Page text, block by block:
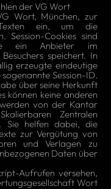
der VG Wort
Wort, München, zur
ein, um die
Session-Cookies sind
ein Anbieter im
speichert. In
erzeugte eindeutige
Session-ID.
über seine Herkunft
können keine anderen
von der Kantar
Zentralen
Sie helfen dabei, die
zur Vergütung von
und Verlagen zu
Daten über
Aufrufen versehen,
Wort